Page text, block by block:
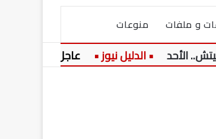
و ملفات منوعات
عاجل: